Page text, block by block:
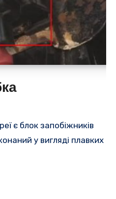
є блок запобіжників
у вигляді плавких